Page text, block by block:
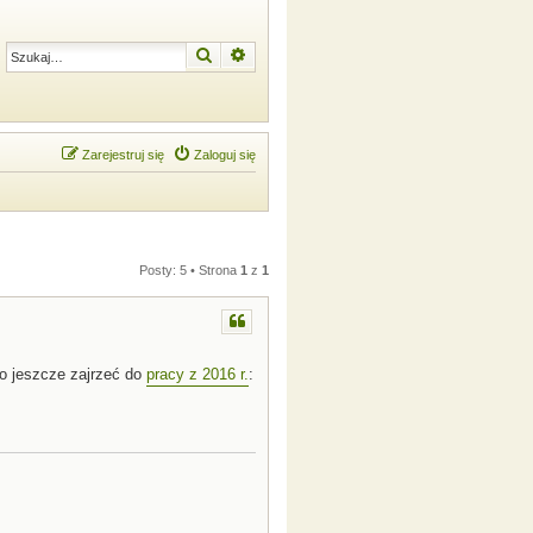
Szukaj
Zaloguj się
Zarejestruj się
Posty: 5 • Strona 1 z 1
jeszcze zajrzeć do pracy z 2016 r.: